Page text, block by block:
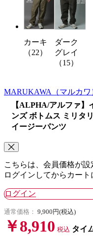
カーキ
（22）
ダーク
グレイ
（15）
MARUKAWA （マルカワ
【ALPHA/アルファ】
ンズ ボトムス ミリタ
イージーパンツ
こちらは、会員価格が設
ログインしてからカート
ログイン
通常価格： 9,900円(税込)
￥8,910 税込 タイ